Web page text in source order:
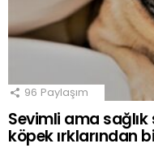
96 Paylaşım
Sevimli ama sağlık
köpek ırklarından